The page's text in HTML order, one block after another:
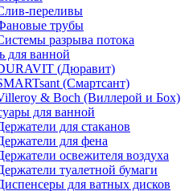
переливы
трубы
разрыва потока
для ванной
(Дюравит)
(Смартсант)
& Boch (Виллерой и Бох)
для ванной
для стаканов
для фена
освежителя воздуха
туалетной бумаги
для ватных дисков